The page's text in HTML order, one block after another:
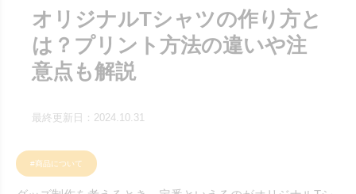
オリジナルTシャツの作り方と
は？プリント方法の違いや注
意点も解説
最終更新日：2024.10.31
#商品について